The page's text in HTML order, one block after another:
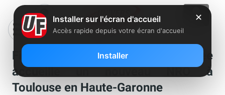
Fibre : le réseau FTTH de Free
accueille un nouveau NRO à
Toulouse en Haute-Garonne
✕
Installer sur l'écran d'accueil
Accès rapide depuis votre écran d'accueil
Installer